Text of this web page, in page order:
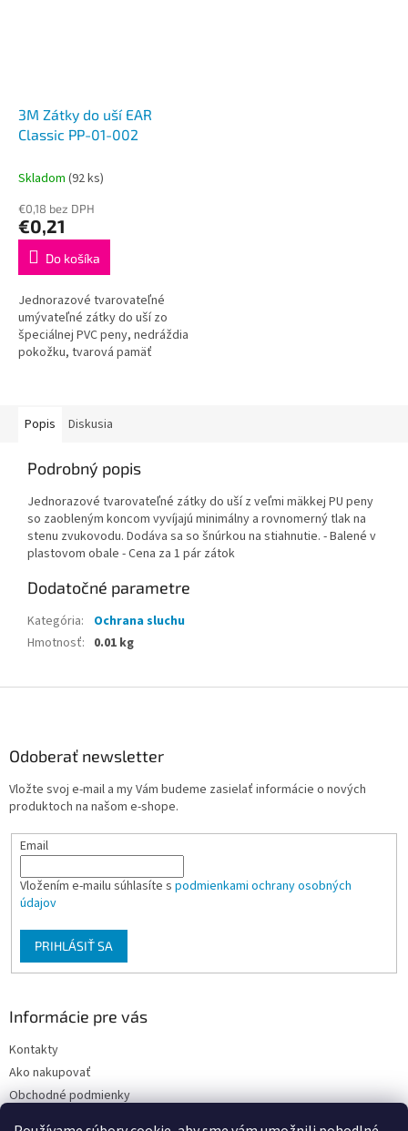
3M Zátky do uší EAR
Classic PP-01-002
Skladom (92 ks)
€0,18 bez DPH
€0,21
Do košíka
Jednorazové tvarovateľné
umývateľné zátky do uší zo
špeciálnej PVC peny, nedráždia
pokožku, tvarová pamäť
Popis
Diskusia
Podrobný popis
Jednorazové tvarovateľné zátky do uší z veľmi mäkkej PU peny
so zaobleným koncom vyvíjajú minimálny a rovnomerný tlak na
stenu zvukovodu. Dodáva sa so šnúrkou na stiahnutie. - Balené v
plastovom obale - Cena za 1 pár zátok
Dodatočné parametre
Kategória:
Ochrana sluchu
Hmotnosť: 0.01 kg
Odoberať newsletter
Vložte svoj e-mail a my Vám budeme zasielať informácie o nových
produktoch na našom e-shope.
Email
Vložením e-mailu súhlasíte s podmienkami ochrany osobných
údajov
PRIHLÁSIŤ SA
Informácie pre vás
Kontakty
Ako nakupovať
Obchodné podmienky